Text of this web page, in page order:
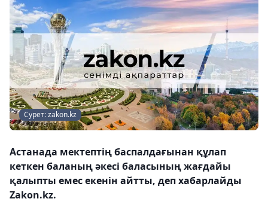
Сурет: zakon.kz
Астанада мектептің баспалдағынан құлап
кеткен баланың әкесі баласының жағдайы
қалыпты емес екенін айтты, деп хабарлайды
Zakon.kz.